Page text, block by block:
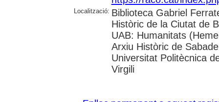
Localització: Biblioteca Gabriel
Històric de la Ciutat de
UAB: Humanitats
Arxiu Històric de
Universitat Politècnica
Virgili